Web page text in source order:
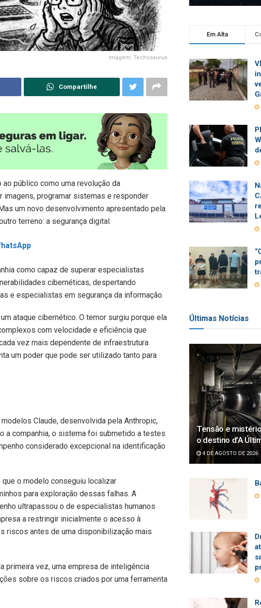
Imagem: Techosaurus
Compartilhe
público como uma revolução da
programar sistemas e responder
um novo desenvolvimento apresentado pela
terreno: a segurança digital.
como capaz de superar especialistas
cibernéticas, despertando
e especialistas em segurança da informação.
ataque cibernético. O temor surgiu porque ela
com velocidade e eficiência que
vez mais dependente de infraestrutura
um poder que pode ser utilizado tanto para
Claude, desenvolvida pela Anthropic,
a companhia, o sistema foi submetido a testes
considerado excepcional na identificação
o modelo conseguiu localizar
para exploração dessas falhas. A
ultrapassou o de especialistas humanos
a restringir inicialmente o acesso à
riscos antes de uma disponibilização mais
primeira vez, uma empresa de inteligência
sobre os riscos criados por uma ferramenta
Em Alta
Últimas Notícias
Tensão e
o destino d’A
4 DE AGOSTO DE 2026